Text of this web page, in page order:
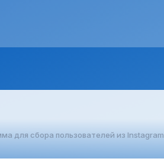
для сбора пользователей из Instagram